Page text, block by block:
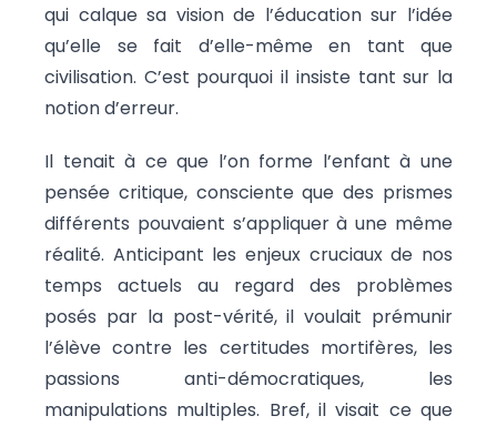
qui calque sa vision de l’éducation sur l’idée
qu’elle se fait d’elle-même en tant que
civilisation. C’est pourquoi il insiste tant sur la
notion d’erreur.
Il tenait à ce que l’on forme l’enfant à une
pensée critique, consciente que des prismes
différents pouvaient s’appliquer à une même
réalité. Anticipant les enjeux cruciaux de nos
temps actuels au regard des problèmes
posés par la post-vérité, il voulait prémunir
l’élève contre les certitudes mortifères, les
passions anti-démocratiques, les
manipulations multiples. Bref, il visait ce que